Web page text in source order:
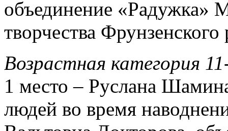
объединение
творчества Фрунзенского
Возрастная категория
1 место – Руслана
людей во время